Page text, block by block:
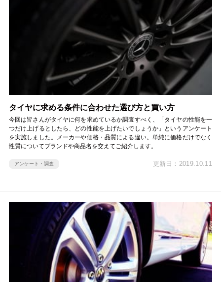
タイヤに求める条件に合わせた選び方と買い方
今回は皆さんがタイヤに何を求めているか調査すべく、「タイヤの性能を一
つだけ上げるとしたら、どの性能を上げたいでしょうか」というアンケート
を実施しました。メーカーや価格・品質による違い。単純に価格だけでなく
性質についてブランドや商品名を交えてご紹介します。
アンケート・調査 更新日：2019.10.11